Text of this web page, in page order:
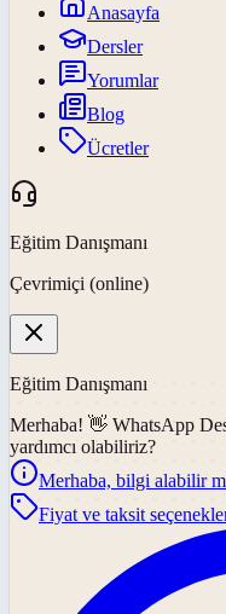
Anasayfa
Dersler
Yorumlar
Blog
Ücretler
Eğitim Danışmanı
Çevrimiçi (online)
Eğitim Danışmanı
Merhaba! 👋 WhatsApp
yardımcı olabiliriz?
Merhaba, bilgi alabilir
Fiyat ve taksit